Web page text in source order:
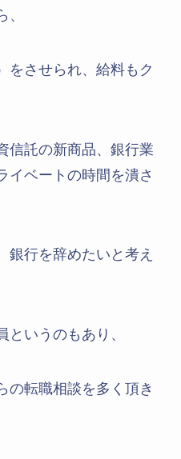
をさせられ、給料もク
信託の新商品、銀行業
イベートの時間を潰さ
銀行を辞めたいと考え
いうのもあり、
の転職相談を多く頂き